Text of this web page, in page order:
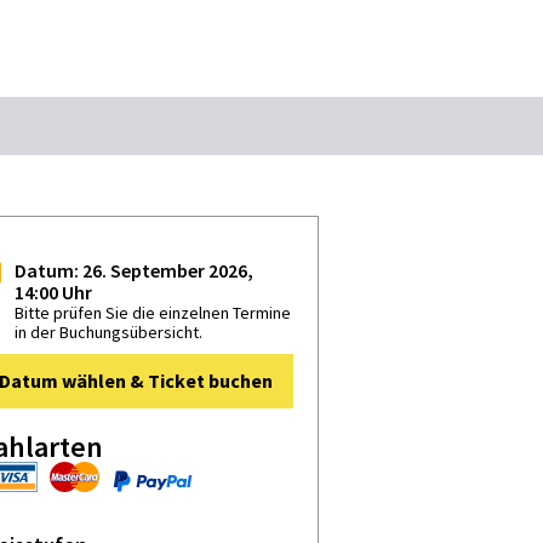
Suchbegriff
Das könnte Sie interessieren
Stadtführungen
Citytour
Erlebnisse
Kultur
Datum: 26. September 2026,
14:00 Uhr
Bitte prüfen Sie die einzelnen Termine
in der Buchungsübersicht.
Datum wählen & Ticket buchen